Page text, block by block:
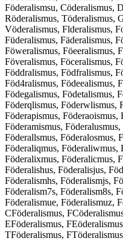
Föderalismsu, Cöderalismus,
Röderalismus, Töderalismus,
Vöderalismus, Flderalismus,
Füderalismus, Fäderalismus,
Föweralismus, Föeeralismus,
Föveralismus, Föceralismus,
Föddralismus, Födfralismus,
Föd4ralismus, Födeealismus,
Födegalismus, Födetalismus,
Föderqlismus, Föderwlismus,
Föderapismus, Föderaoismus,
Föderamismus,
Föderallsmus, Föderalosmus,
Föderaliqmus, Föderaliwmus,
Föderalixmus, Föderalicmus,
Föderalishus, Föderalisjus,
Föderalismhs, Föderalismjs,
Föderalism7s, Föderalism8s,
Föderalismue, Föderalismuz,
CFöderalismus,
EFöderalismus,
TFöderalismus,